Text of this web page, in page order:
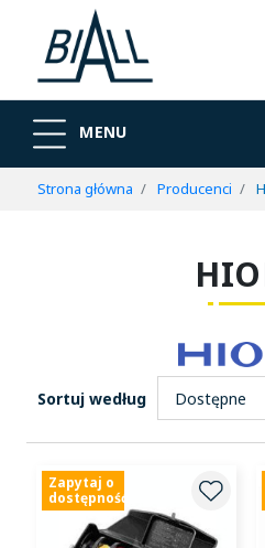
MENU
Strona główna Producenci
Sortuj według
Zapytaj o
dostępność